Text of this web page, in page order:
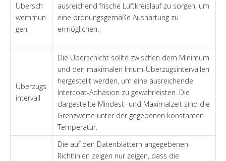
Übersch
wemmun
gen.
ausreichend frische Luftkreislauf zu sorgen, um
eine ordnungsgemäße Aushärtung zu
ermöglichen.
Überzugs
intervall
Die Überschicht sollte zwischen dem Minimum
und den maximalen Imum-Überzugsintervallen
hergestellt werden, um eine ausreichende
Intercoat-Adhäsion zu gewährleisten. Die
dargestellte Mindest- und Maximalzeit sind die
Grenzwerte unter der gegebenen konstanten
Temperatur.
Die auf den Datenblättern angegebenen
Richtlinien zeigen nur zeigen, dass die